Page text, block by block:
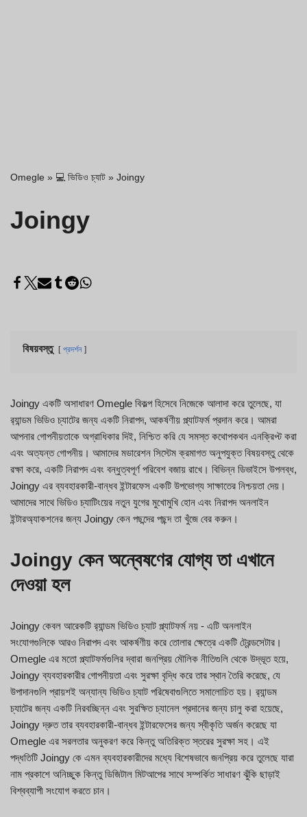
Omegle » 💻 ভিডিও চ্যাট » Joingy
Joingy
বিষয়বস্তু প্রদর্শন
Joingy একটি অসাধারণ Omegle বিকল্প হিসেবে নিজেকে আলাদা করে তুলেছে, যা
র‍্যান্ডম ভিডিও চ্যাটের জন্য একটি নিরাপদ, আকর্ষণীয় প্ল্যাটফর্ম প্রদান করে। আমরা
আপনার গোপনীয়তাকে অগ্রাধিকার দিই, নিশ্চিত করি যে সমস্ত কথোপকথন এনক্রিপ্ট করা
এবং অত্যন্ত গোপনীয়। আমাদের মডারেশন সিস্টেম ক্রমাগত অনুপযুক্ত বিষয়বস্তু থেকে
রক্ষা করে, একটি নিরাপদ এবং বন্ধুত্বপূর্ণ পরিবেশ বজায় রাখে। বিভিন্ন ডিভাইসে উপলব্ধ,
Joingy এর ব্যবহারকারী-বান্ধব ইন্টারফেস একটি উপভোগ্য সাক্ষাতের নিশ্চয়তা দেয়।
আমাদের সাথে ভিডিও চ্যাটিংয়ের নতুন যুগের মুখোমুখি হোন এবং নিরাপদ অনলাইন
ইন্টারঅ্যাকশনের জন্য Joingy কেন পছন্দের পছন্দ তা খুঁজে বের করুন।
Joingy কেন অন্বেষণের যোগ্য তা এখানে
দেওয়া হল
Joingy কেবল আরেকটি র‍্যান্ডম ভিডিও চ্যাট প্ল্যাটফর্ম নয় - এটি অনলাইন
সংযোগগুলিকে আরও নিরাপদ এবং আকর্ষণীয় করে তোলার ক্ষেত্রে একটি ট্রেন্ডসেটার।
Omegle এর মতো প্ল্যাটফর্মগুলির দ্বারা জনপ্রিয় মৌলিক নীতিগুলি থেকে উদ্ভূত হয়ে,
Joingy ব্যবহারকারীর গোপনীয়তা এবং সুরক্ষা বৃদ্ধি করে তার স্থান তৈরি করেছে, যে
উপাদানগুলি প্রায়শই অন্যান্য ভিডিও চ্যাট পরিষেবাগুলিতে সমালোচিত হয়। র‍্যান্ডম
চ্যাটের জন্য একটি নিরবচ্ছিন্ন এবং সুরক্ষিত চ্যানেল প্রদানের জন্য চালু করা হয়েছে,
Joingy দ্রুত তার ব্যবহারকারী-বান্ধব ইন্টারফেসের জন্য স্বীকৃতি অর্জন করেছে যা
Omegle এর সরলতার অনুকরণ করে কিন্তু অতিরিক্ত স্তরের সুরক্ষা সহ। এই
পদ্ধতিটি Joingy কে এমন ব্যবহারকারীদের মধ্যে বিশেষভাবে জনপ্রিয় করে তুলেছে যারা
নাম প্রকাশে অনিচ্ছুক কিন্তু ডিজিটাল মিটআপের সাথে সম্পর্কিত সাধারণ ঝুঁকি ছাড়াই
বিশ্বব্যাপী সংযোগ করতে চান।